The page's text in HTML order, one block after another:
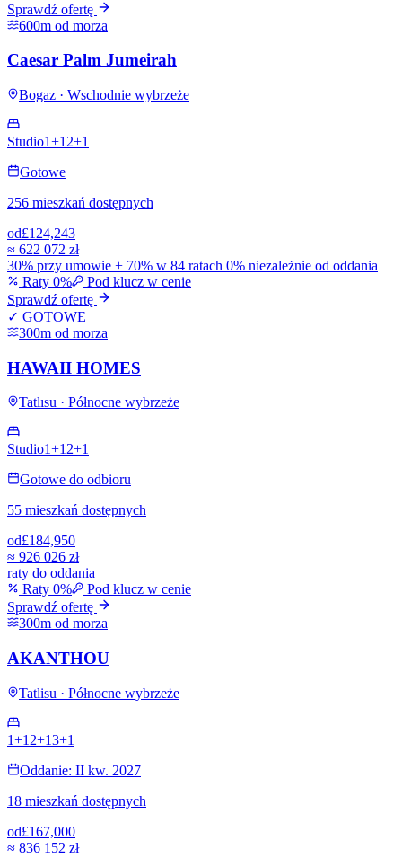
Sprawdź ofertę
600m od morza
Caesar Palm Jumeirah
Bogaz · Wschodnie wybrzeże
Studio1+1 2+1
Gotowe
256 mieszkań dostępnych
od£124,243
≈ 622 072 zł
30% przy umowie + 70% w 84 ratach 0% niezależnie od oddania
Raty 0%
Pod klucz w cenie
Sprawdź ofertę
✓ GOTOWE
300m od morza
HAWAII HOMES
Tatlısu · Północne wybrzeże
Studio1+1 2+1
Gotowe do odbioru
55 mieszkań dostępnych
od£184,950
≈ 926 026 zł
raty do oddania
Raty 0%
Pod klucz w cenie
Sprawdź ofertę
300m od morza
AKANTHOU
Tatlisu · Północne wybrzeże
1+1 2+13+1
Oddanie: II kw. 2027
18 mieszkań dostępnych
od£167,000
≈ 836 152 zł